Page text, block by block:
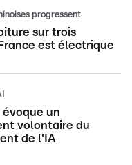
progressent
sur trois
est électrique
un
volontaire du
de l'IA